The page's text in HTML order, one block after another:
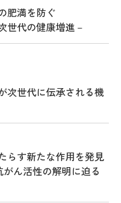
肥満を防ぐ
世代の健康増進－
次世代に伝承される機
らす新たな作用を発見
ん活性の解明に迫る